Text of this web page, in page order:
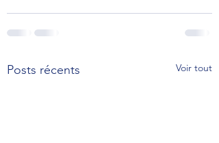
Posts récents Voir tout